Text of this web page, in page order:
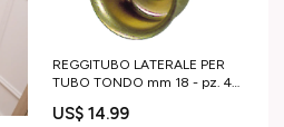
REGGITUBO LATERALE PER
TUBO TONDO mm 18 - pz. 4
US$ 14.99